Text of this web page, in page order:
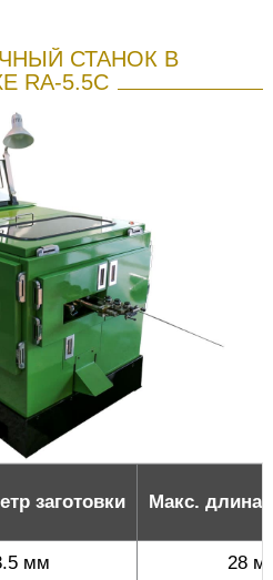
СТАНОК В
RA-5.5C
заготовки Макс. длина
мм 28